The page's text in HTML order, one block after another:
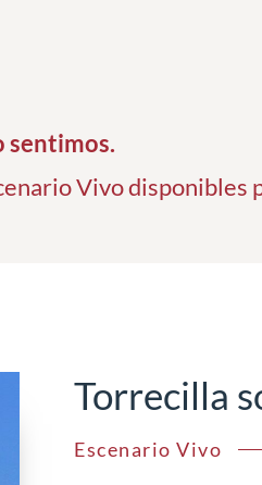
sentimos.
Vivo disponibles
Torrecilla
Escenario Vivo